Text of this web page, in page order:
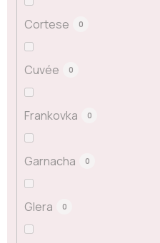
Cortese 0
Cuvée 0
Frankovka 0
Garnacha 0
Glera 0